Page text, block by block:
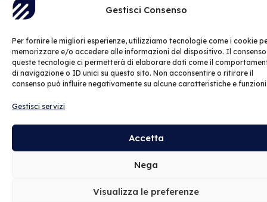
Gestisci Consenso
Per fornire le migliori esperienze, utilizziamo tecnologie come i cookie
memorizzare e/o accedere alle informazioni del dispositivo. Il
queste tecnologie ci permetterà di elaborare dati come il
di navigazione o ID unici su questo sito. Non acconsentire o ritirare il
consenso può influire negativamente su alcune caratteristiche e
Gestisci servizi
Accetta
Nega
Visualizza le preferenze